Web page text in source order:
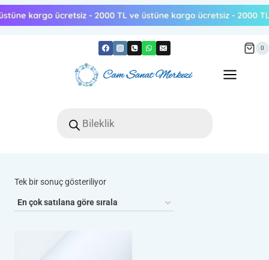
Skip
to
0
search
Tek bir sonuç gösteriliyor